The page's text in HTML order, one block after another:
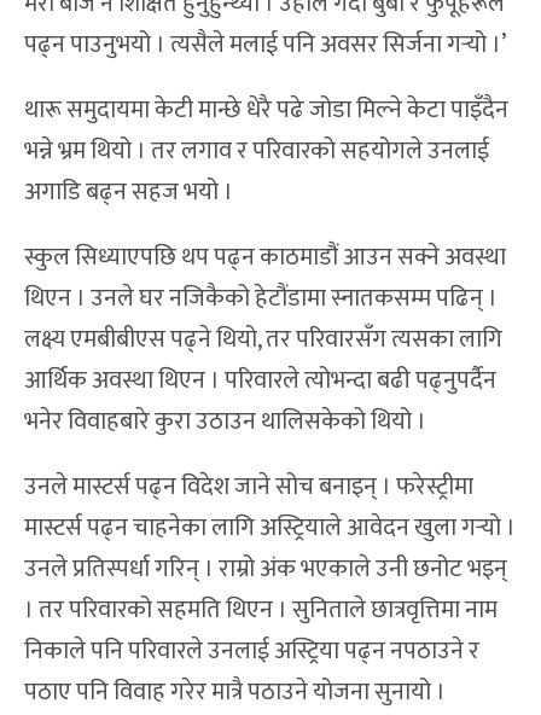
पढ्न पाउनुभयो । त्यसैले मलाई पनि अवसर सिर्जना गर्‍यो ।’
थारू समुदायमा केटी मान्छे धेरै पढे जोडा मिल्ने केटा पाइँदैन
भन्ने भ्रम थियो । तर लगाव र परिवारको सहयोगले उनलाई
अगाडि बढ्न सहज भयो ।
स्कुल सिध्याएपछि थप पढ्न काठमाडौं आउन सक्ने अवस्था
थिएन । उनले घर नजिकैको हेटौंडामा स्नातकसम्म पढिन् ।
लक्ष्य एमबीबीएस पढ्ने थियो, तर परिवारसँग त्यसका लागि
आर्थिक अवस्था थिएन । परिवारले त्योभन्दा बढी पढ्नुपर्दैन
भनेर विवाहबारे कुरा उठाउन थालिसकेको थियो ।
उनले मास्टर्स पढ्न विदेश जाने सोच बनाइन् । फरेस्ट्रीमा
मास्टर्स पढ्न चाहनेका लागि अस्ट्रियाले आवेदन खुला गर्‍यो ।
उनले प्रतिस्पर्धा गरिन् । राम्रो अंक भएकाले उनी छनोट भइन्
। तर परिवारको सहमति थिएन । सुनिताले छात्रवृत्तिमा नाम
निकाले पनि परिवारले उनलाई अस्ट्रिया पढ्न नपठाउने र
पठाए पनि विवाह गरेर मात्रै पठाउने योजना सुनायो ।